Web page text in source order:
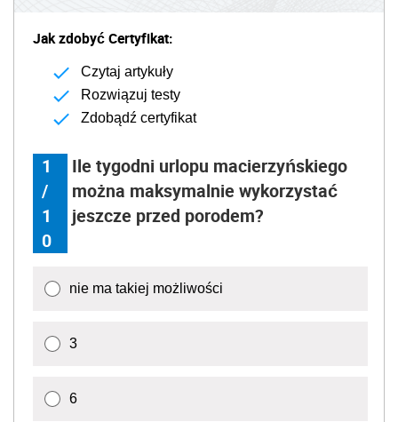
Jak zdobyć Certyfikat:
Czytaj artykuły
Rozwiązuj testy
Zdobądź certyfikat
1
/
1
0
Ile tygodni urlopu macierzyńskiego
można maksymalnie wykorzystać
jeszcze przed porodem?
nie ma takiej możliwości
3
6